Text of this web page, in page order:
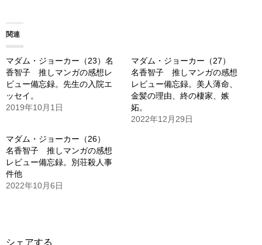
み
中…
関連
マダム・ジョーカー（23）名
香智子 推しマンガの感想レ
ビュー備忘録。先生の入院エ
ッセイ。
2019年10月1日
マダム・ジョーカー（27）
名香智子 推しマンガの感想
レビュー備忘録。美人薄命、
金髪の理由、終の棲家、嫉
妬。
2022年12月29日
マダム・ジョーカー（26）
名香智子 推しマンガの感想
レビュー備忘録。別荘殺人事
件他
2022年10月6日
シェアする